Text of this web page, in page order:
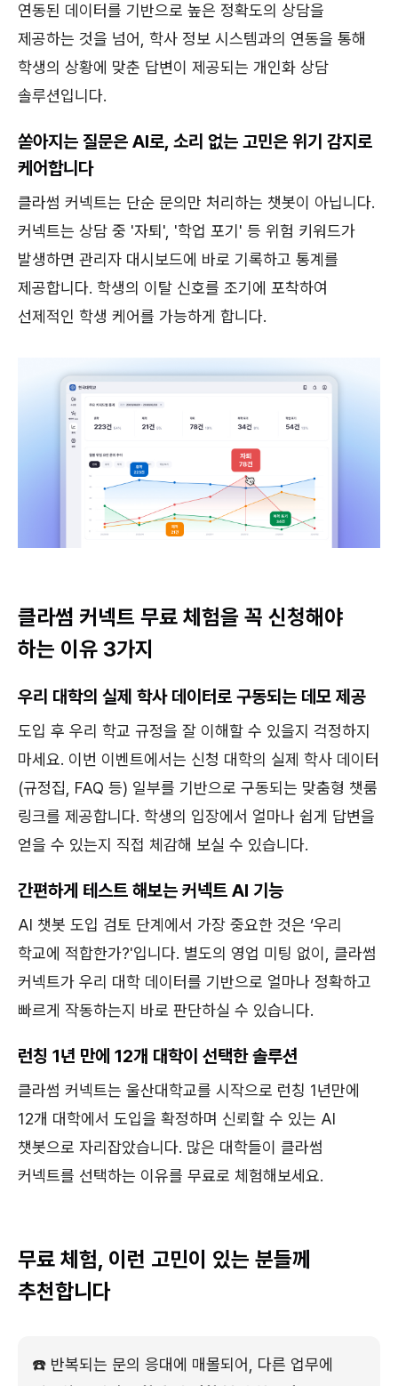
연동된 데이터를 기반으로 높은 정확도의 상담을
제공하는 것을 넘어, 학사 정보 시스템과의 연동을 통해
학생의 상황에 맞춘 답변이 제공되는 개인화 상담
솔루션입니다.
쏟아지는 질문은 AI로, 소리 없는 고민은 위기 감지로
케어합니다
클라썸 커넥트는 단순 문의만 처리하는 챗봇이 아닙니다.
커넥트는 상담 중 '자퇴', '학업 포기' 등 위험 키워드가
발생하면 관리자 대시보드에 바로 기록하고 통계를
제공합니다. 학생의 이탈 신호를 조기에 포착하여
선제적인 학생 케어를 가능하게 합니다.
클라썸 커넥트 무료 체험을 꼭 신청해야
하는 이유 3가지
우리 대학의 실제 학사 데이터로 구동되는 데모 제공
도입 후 우리 학교 규정을 잘 이해할 수 있을지 걱정하지
마세요. 이번 이벤트에서는 신청 대학의 실제 학사 데이터
(규정집, FAQ 등) 일부를 기반으로 구동되는 맞춤형 챗룸
링크를 제공합니다. 학생의 입장에서 얼마나 쉽게 답변을
얻을 수 있는지 직접 체감해 보실 수 있습니다.
간편하게 테스트 해보는 커넥트 AI 기능
AI 챗봇 도입 검토 단계에서 가장 중요한 것은 ‘우리
학교에 적합한가?'입니다. 별도의 영업 미팅 없이, 클라썸
커넥트가 우리 대학 데이터를 기반으로 얼마나 정확하고
빠르게 작동하는지 바로 판단하실 수 있습니다.
런칭 1년 만에 12개 대학이 선택한 솔루션
클라썸 커넥트는 울산대학교를 시작으로 런칭 1년만에
12개 대학에서 도입을 확정하며 신뢰할 수 있는 AI
챗봇으로 자리잡았습니다. 많은 대학들이 클라썸
커넥트를 선택하는 이유를 무료로 체험해보세요.
무료 체험, 이런 고민이 있는 분들께
추천합니다
☎️ 반복되는 문의 응대에 매몰되어, 다른 업무에